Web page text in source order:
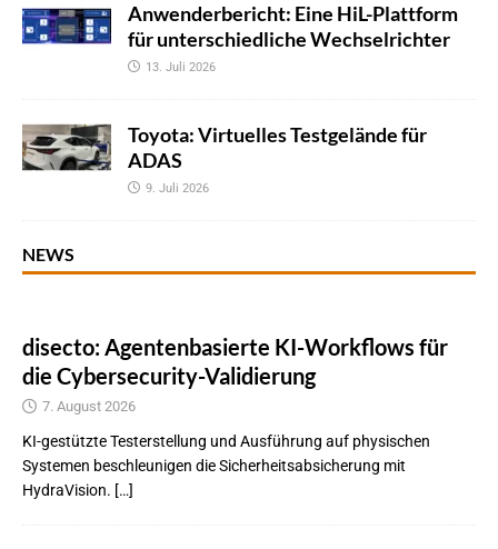
Anwenderbericht: Eine HiL-Plattform
für unterschiedliche Wechselrichter
13. Juli 2026
Toyota: Virtuelles Testgelände für
ADAS
9. Juli 2026
NEWS
disecto: Agentenbasierte KI-Workflows für
die Cybersecurity-Validierung
7. August 2026
KI-gestützte Testerstellung und Ausführung auf physischen
Systemen beschleunigen die Sicherheitsabsicherung mit
HydraVision. […]